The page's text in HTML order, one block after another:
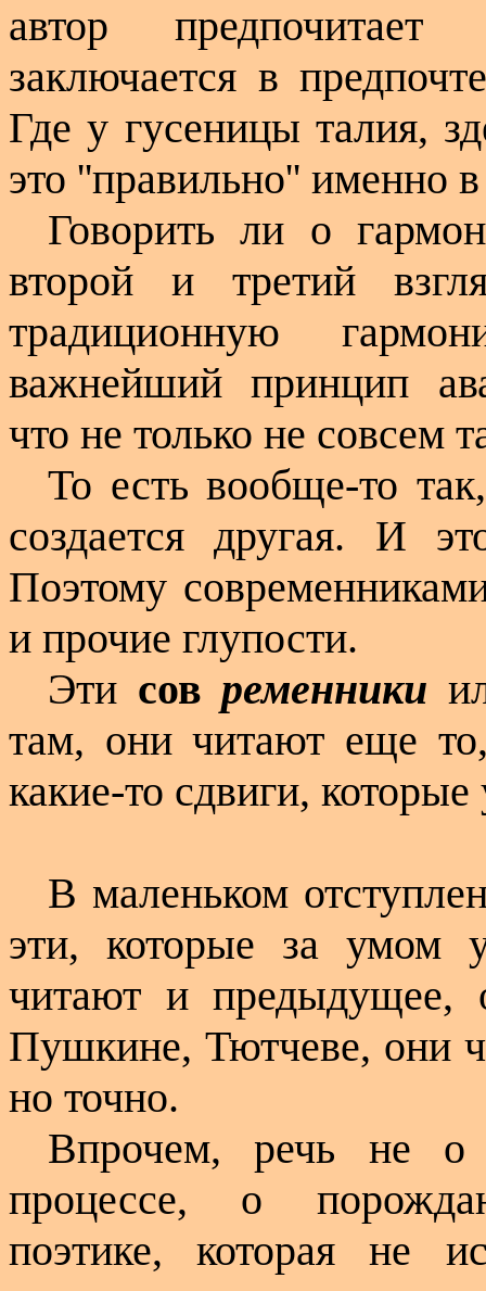
автор
заключается в
Где у гусеницы талия,
это ''правильно'' именно в
Говорить ли о
второй и третий
традиционную
важнейший принцип
что не только не совсем
То есть вообще-то
создается другая. И
Поэтому
и прочие глупости.
Эти сов ременники
там, они читают еще
какие-то сдвиги,
В маленьком
эти, которые за умом
читают и
Пушкине, Тютчеве, они
но точно.
Впрочем, речь не о
процессе, о
поэтике, которая не